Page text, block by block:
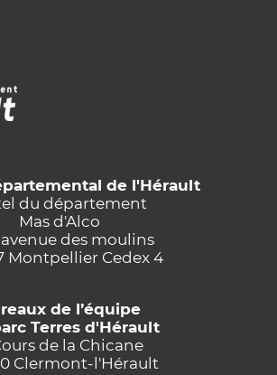
de l'Hérault
du département
Mas d'Alco
avenue des moulins
Montpellier Cedex 4
de l’équipe
Terres d'Hérault
de la Chicane
Clermont-l'Hérault